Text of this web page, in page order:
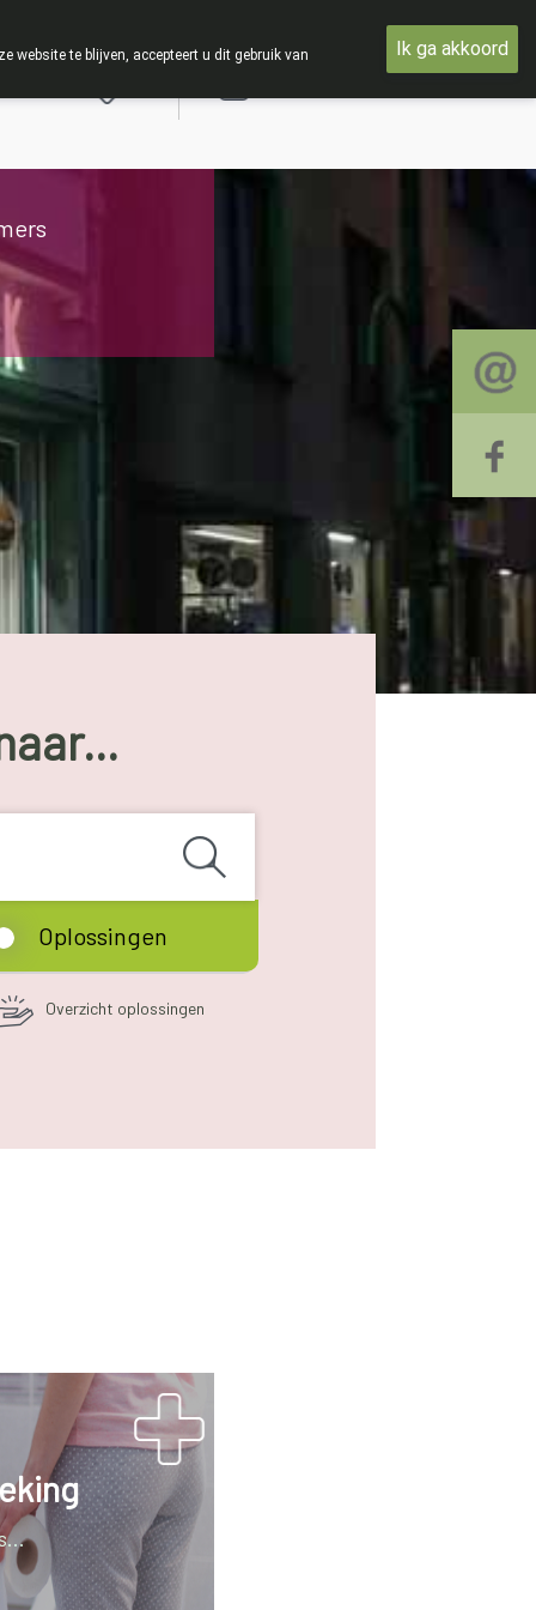
Oplossingen
Overzicht oplossingen
website te blijven, accepteert u dit gebruik van Ik ga akkoord